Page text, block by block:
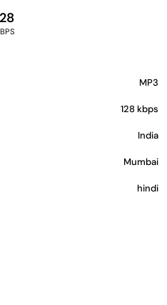
MP3
128 kbps
India
Mumbai
hindi